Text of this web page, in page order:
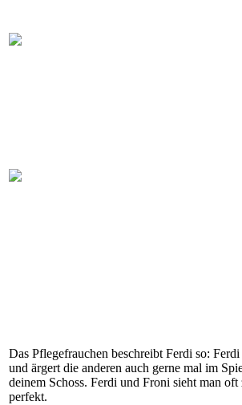
Das Pflegefrauchen beschreibt Ferdi so:
und ärgert die anderen auch gerne mal im
deinem Schoss. Ferdi und Froni sieht man
perfekt.